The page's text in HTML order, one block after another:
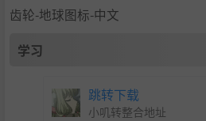
齿轮-地球图标-中文
学习
跳转下载
小叽转整合地址